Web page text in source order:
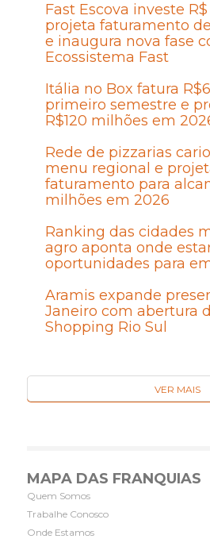
Fast Escova investe R$
projeta faturamento
e inaugura nova fase
Ecossistema Fast
Itália no Box fatura
primeiro semestre e
R$120 milhões em
Rede de pizzarias
menu regional e
faturamento para
milhões em 2026
Ranking das cidades
agro aponta onde
oportunidades para
Aramis expande
Janeiro com abertura
Shopping Rio Sul
VER MAIS
MAPA DAS FRANQUIAS
Quem Somos
Trabalhe Conosco
Onde Estamos